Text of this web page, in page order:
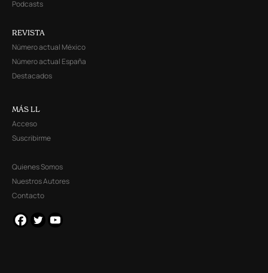
Podcasts
REVISTA
Número actual México
Número actual España
Destacados
MÁS LL
Acceso
Suscribirme
Quienes Somos
Nuestros Autores
Contacto